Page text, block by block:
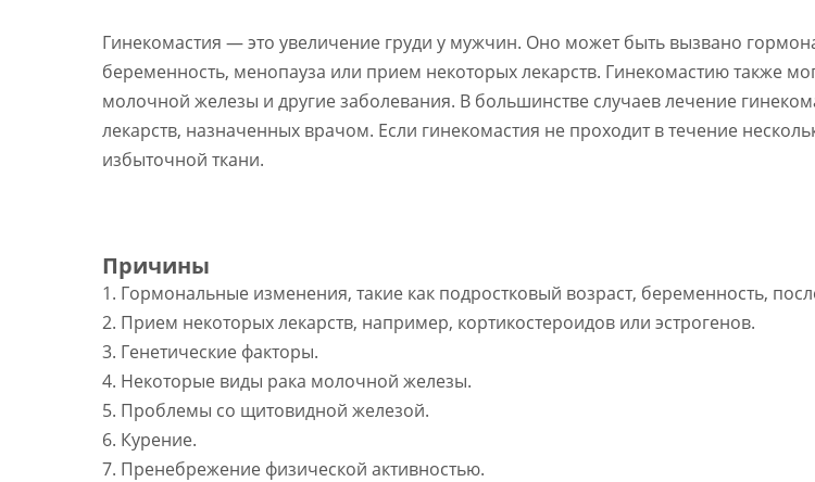
Гинекомастия — это увеличение груди у мужчин. Оно может быть вызвано
беременность, менопауза или прием некоторых лекарств. Гинекомастию также
молочной железы и другие заболевания. В большинстве случаев лечение
лекарств, назначенных врачом. Если гинекомастия не проходит в течение
избыточной ткани.
Причины
1. Гормональные изменения, такие как подростковый возраст, беременность,
2. Прием некоторых лекарств, например, кортикостероидов или эстрогенов.
3. Генетические факторы.
4. Некоторые виды рака молочной железы.
5. Проблемы со щитовидной железой.
6. Курение.
7. Пренебрежение физической активностью.